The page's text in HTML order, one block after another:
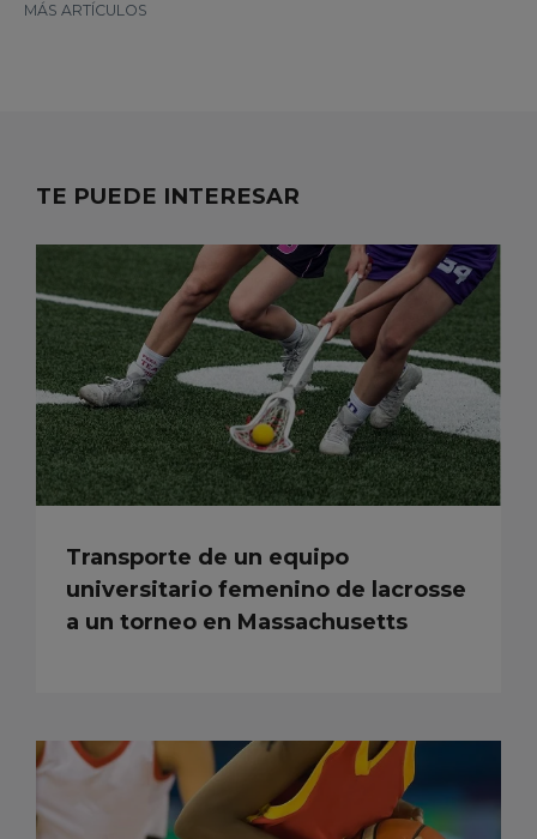
MÁS ARTÍCULOS
TE PUEDE INTERESAR
Transporte de un equipo
universitario femenino de lacrosse
a un torneo en Massachusetts